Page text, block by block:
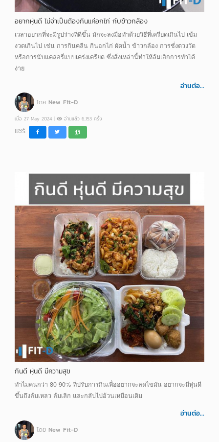
อยากหุ่นดี ไม่จำเป็นต้องกินแค่อกไก่ กับข้าวกล้อง
เวลาอยากที่จะมีรูปร่างที่ดีขึ้น มักจะลงมือทำด้วยวิธีที่เครียดเกินไป เข้ม
งวดเกินไป เช่น การกินคลีน กินอกไก่ ผัดน้ำ ข้าวกล้อง การชั่งตวงวัด
หรือการนับแคลอรี่แบบเคร่งเครียด ซึ่งสิ่งเหล่านี้ทำให้ล้มเลิกการทำได้
ง่าย
อ่านต่อ...
โดย New Fit-D
เมื่อ 27 May 2024 | อ่านแล้ว 6,153 ครั้ง
แชร์
กินดี หุ่นดี มีความสุข
ทำไมคนกว่า 80-90% ที่ปรับการกินเพื่ออยากจะลดไขมัน อยากจะมีหุ่นดี
ขึ้นถึงล้มเหลว ล้มเลิก และกลับไปอ้วนเหมือนเดิม
อ่านต่อ...
โดย New Fit-D